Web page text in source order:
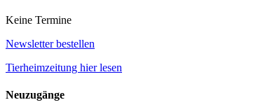
Keine Termine
Newsletter bestellen
Tierheimzeitung hier lesen
Neuzugänge